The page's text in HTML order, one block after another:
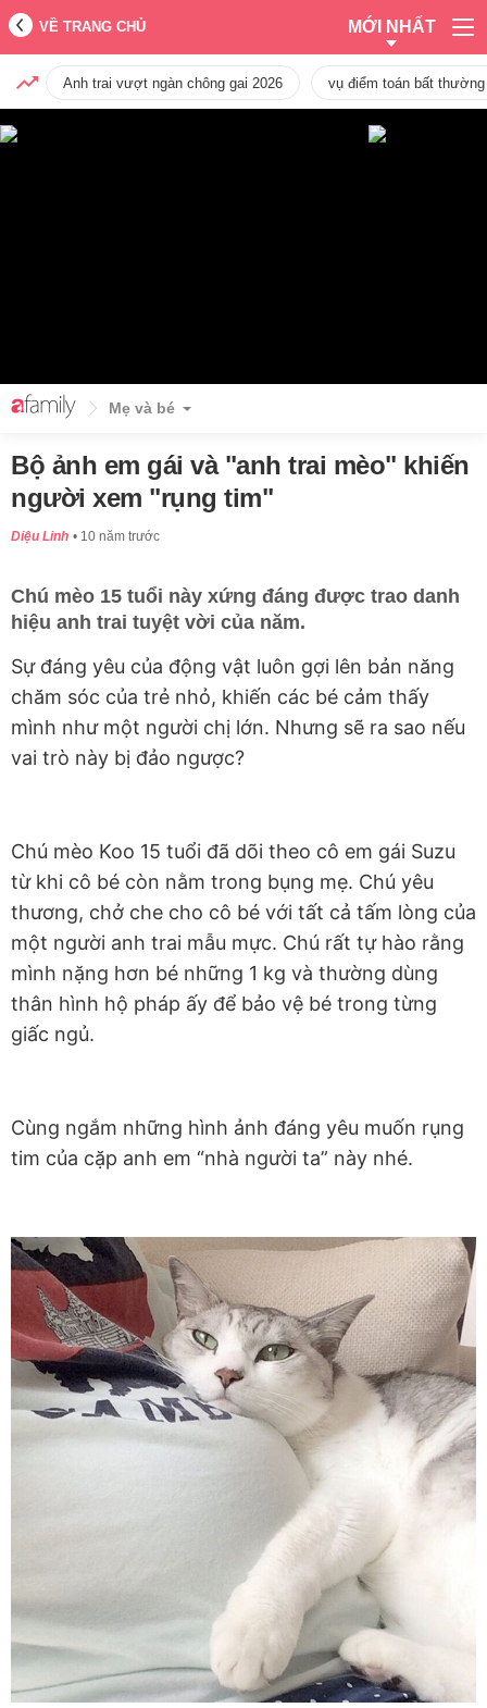
VỀ TRANG CHỦ MỚI NHẤT
Anh trai vượt ngàn chông gai 2026 vụ điểm toán bất
Mẹ và bé
Bộ ảnh em gái và "anh trai mèo" khiến
người xem "rụng tim"
Diệu Linh 10 năm trước
Chú mèo 15 tuổi này xứng đáng được trao danh
hiệu anh trai tuyệt vời của năm.
Sự đáng yêu của động vật luôn gợi lên bản năng
chăm sóc của trẻ nhỏ, khiến các bé cảm thấy
mình như một người chị lớn. Nhưng sẽ ra sao nếu
vai trò này bị đảo ngược?
Chú mèo Koo 15 tuổi đã dõi theo cô em gái Suzu
từ khi cô bé còn nằm trong bụng mẹ. Chú yêu
thương, chở che cho cô bé với tất cả tấm lòng của
một người anh trai mẫu mực. Chú rất tự hào rằng
mình nặng hơn bé những 1 kg và thường dùng
thân hình hộ pháp ấy để bảo vệ bé trong từng
giấc ngủ.
Cùng ngắm những hình ảnh đáng yêu muốn rụng
tim của cặp anh em “nhà người ta” này nhé.